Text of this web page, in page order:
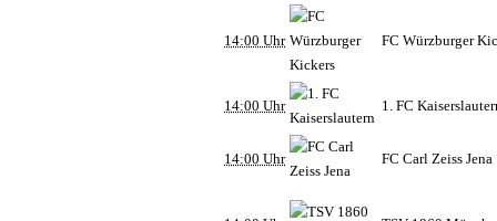
14:00 Uhr FC Würzburger
14:00 Uhr 1. FC
14:00 Uhr FC Carl Zeiss Jena